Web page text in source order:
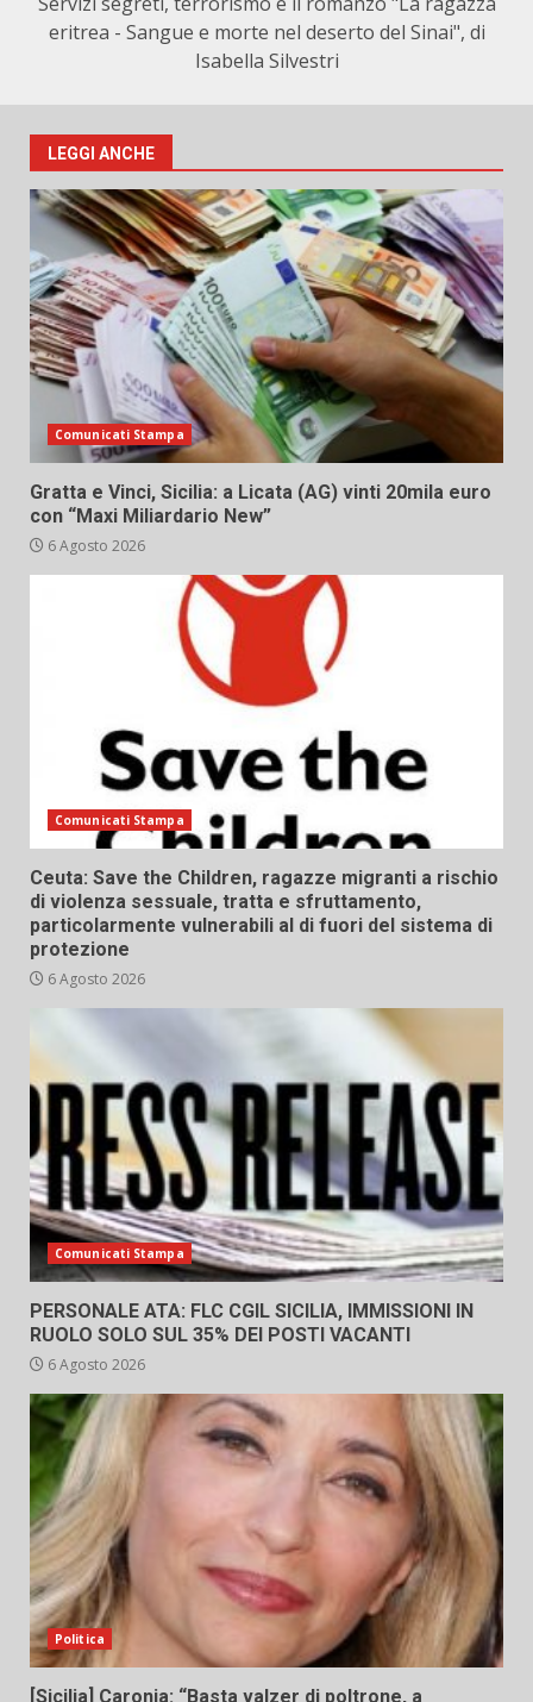
eritrea - Sangue e morte nel deserto del Sinai", di
Isabella Silvestri
LEGGI ANCHE
Comunicati Stampa
Gratta e Vinci, Sicilia: a Licata (AG) vinti 20mila euro
con “Maxi Miliardario New”
6 Agosto 2026
Comunicati Stampa
Ceuta: Save the Children, ragazze migranti a rischio
di violenza sessuale, tratta e sfruttamento,
particolarmente vulnerabili al di fuori del sistema di
protezione
6 Agosto 2026
Comunicati Stampa
PERSONALE ATA: FLC CGIL SICILIA, IMMISSIONI IN
RUOLO SOLO SUL 35% DEI POSTI VACANTI
6 Agosto 2026
Politica
[Sicilia] Caronia: “Basta valzer di poltrone, a